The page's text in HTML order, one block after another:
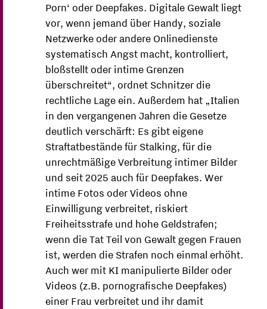
Porn‘ oder Deepfakes. Digitale Gewalt liegt
vor, wenn jemand über Handy, soziale
Netzwerke oder andere Onlinedienste
systematisch Angst macht, kontrolliert,
bloßstellt oder intime Grenzen
überschreitet“, ordnet Schnitzer die
rechtliche Lage ein. Außerdem hat „Italien
in den vergangenen Jahren die Gesetze
deutlich verschärft: Es gibt eigene
Straftatbestände für Stalking, für die
unrechtmäßige Verbreitung intimer Bilder
und seit 2025 auch für Deepfakes. Wer
intime Fotos oder Videos ohne
Einwilligung verbreitet, riskiert
Freiheitsstrafe und hohe Geldstrafen;
wenn die Tat Teil von Gewalt gegen Frauen
ist, werden die Strafen noch einmal erhöht.
Auch wer mit KI manipulierte Bilder oder
Videos (z.B. pornografische Deepfakes)
einer Frau verbreitet und ihr damit